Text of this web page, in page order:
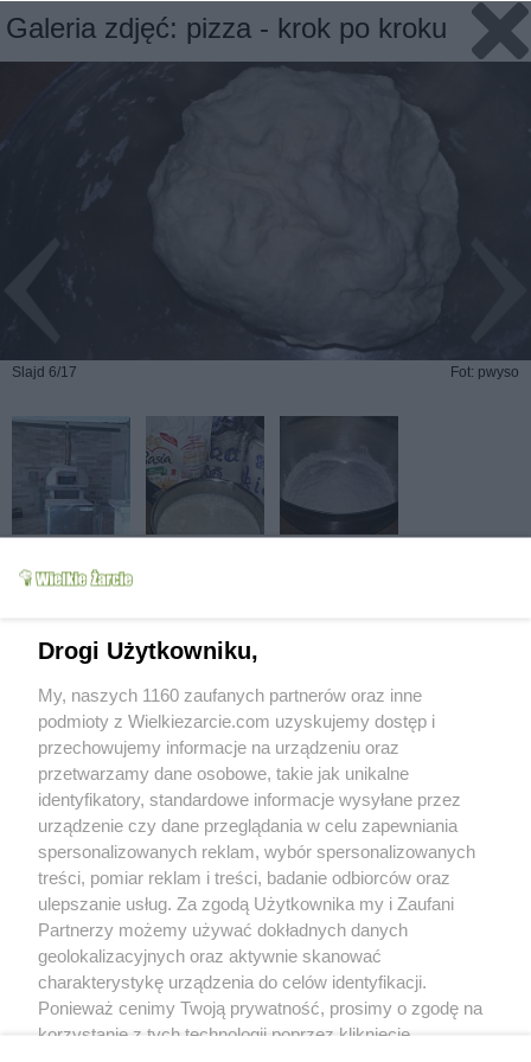
Galeria zdjęć: pizza - krok po kroku
Slajd 6/17 Fot: pwyso
Drogi Użytkowniku,
My, naszych 1160 zaufanych partnerów oraz inne
podmioty z Wielkiezarcie.com uzyskujemy dostęp i
przechowujemy informacje na urządzeniu oraz
przetwarzamy dane osobowe, takie jak unikalne
identyfikatory, standardowe informacje wysyłane przez
urządzenie czy dane przeglądania w celu zapewniania
spersonalizowanych reklam, wybór spersonalizowanych
treści, pomiar reklam i treści, badanie odbiorców oraz
ulepszanie usług. Za zgodą Użytkownika my i Zaufani
Partnerzy możemy używać dokładnych danych
geolokalizacyjnych oraz aktywnie skanować
charakterystykę urządzenia do celów identyfikacji.
Ponieważ cenimy Twoją prywatność, prosimy o zgodę na
korzystanie z tych technologii poprzez kliknięcie